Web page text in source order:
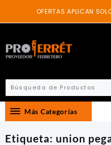
content
OFERTAS APLICAN
Más Categorías
Etiqueta: union